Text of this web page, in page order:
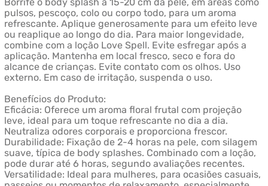
pulsos, pescoço, colo ou corpo todo, para um aroma
refrescante. Aplique generosamente para um efeito leve
ou reaplique ao longo do dia. Para maior longevidade,
combine com a loção Love Spell. Evite esfregar após a
aplicação. Mantenha em local fresco, seco e fora do
alcance de crianças. Evite contato com os olhos. Uso
externo. Em caso de irritação, suspenda o uso.
Benefícios do Produto:
Eficácia: Oferece um aroma floral frutal com projeção
leve, ideal para um toque refrescante no dia a dia.
Neutraliza odores corporais e proporciona frescor.
Durabilidade: Fixação de 2-4 horas na pele, com silagem
suave, típica de body splashes. Combinado com a loção,
pode durar até 6 horas, segundo avaliações recentes.
Versatilidade: Ideal para mulheres, para ocasiões casuais,